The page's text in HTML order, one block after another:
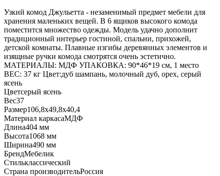
Узкий комод Джульетта - незаменимый предмет мебели для
хранения маленьких вещей. В 6 ящиков высокого комода
поместится множество одежды. Модель удачно дополнит
традиционный интерьер гостиной, спальни, прихожей,
детской комнаты. Плавные изгибы деревянных элементов и
изящные ручки комода смотрятся очень эстетично.
МАТЕРИАЛЫ: МДФ УПАКОВКА: 90*46*19 см, 1 место
ВЕС: 37 кг Цвет:дуб шампань, молочный дуб, орех, серый
ясень
Цветсерый ясень
Вес37
Размер106,8х49,8х40,4
Материал каркасаМДФ
Длина404 мм
Высота1068 мм
Ширина490 мм
БрендМебелик
Стильклассический
Страна производительРоссия